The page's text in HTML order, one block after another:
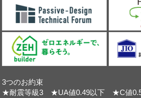
3つのお約束
★耐震等級3 ★UA値0.49以下 ★C値0.5